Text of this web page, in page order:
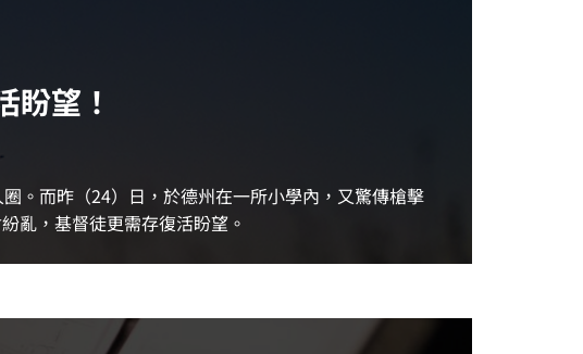
盼望！
。而昨（24）日，於德州在一所小學內，又驚傳槍擊
亂，基督徒更需存復活盼望。